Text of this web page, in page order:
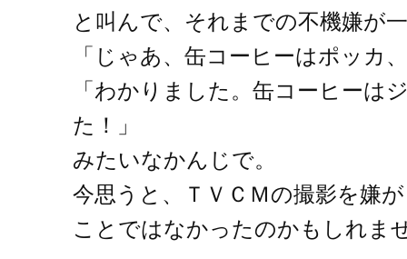
と叫んで、それまでの不機嫌が
「じゃあ、缶コーヒーはポッカ
「わかりました。缶コーヒーは
た！」
みたいなかんじで。
今思うと、ＴＶＣＭの撮影を嫌
ことではなかったのかもしれま